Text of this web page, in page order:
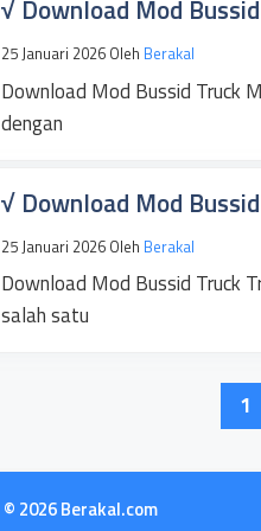
√ Download Mod
25 Januari 2026 Oleh Berakal
Download Mod Bussid Truck
dengan
√ Download Mod
25 Januari 2026 Oleh Berakal
Download Mod Bussid Truck
salah satu
1
© 2026 Berakal.com